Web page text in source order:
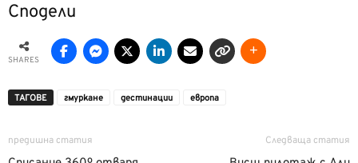
Сподели
SHARES
ТАГОВЕ гмуркане дестинации европа
предишна статия Следваща статия